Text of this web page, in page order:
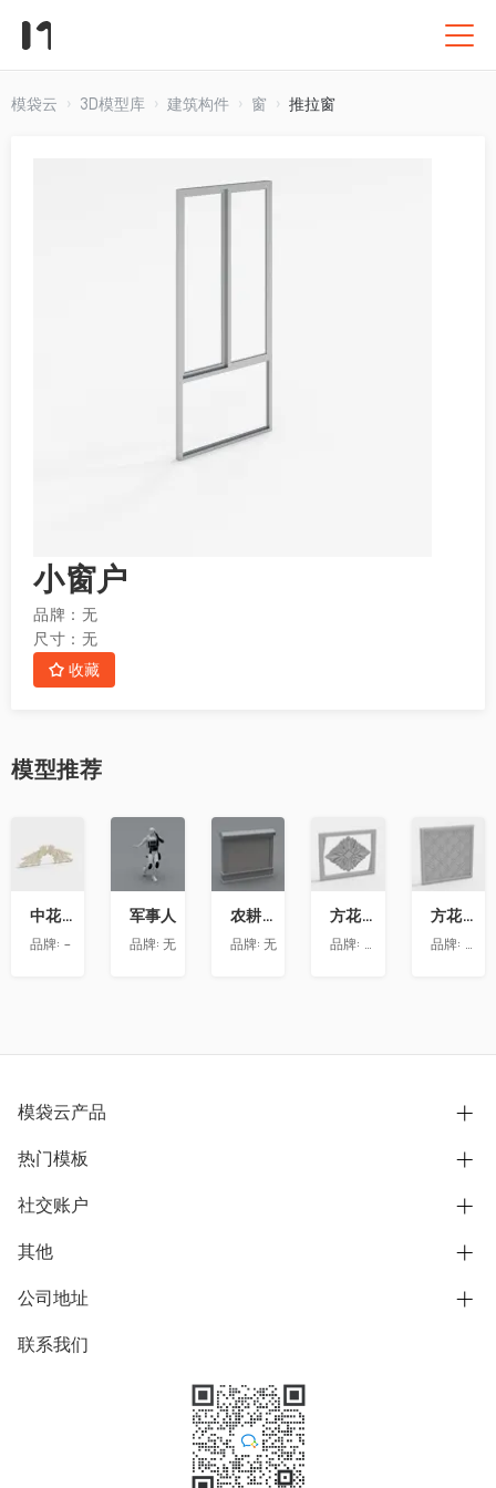
模袋云 3D模型库 建筑构件 窗 推拉窗
小窗户
品牌： 无
尺寸： 无
收藏
模型推荐
藏
中花-12
品牌: -
收
藏
军事人
品牌:无
收
农耕文化墙
品牌: 无
收
藏
方花-020
品牌:
精品材质
收
方花-055
品牌:
精品
模袋云产品
别墅设计营销
模型协同展示分享
别墅社区
别墅模板
热门模板
欧式别墅
中式别墅
日式别墅
社交账户
B站
抖音
微信公众号
其他
用户服务协议
隐私政策
公司地址
上海市浦东新区东方路1215-1217号
联系我们